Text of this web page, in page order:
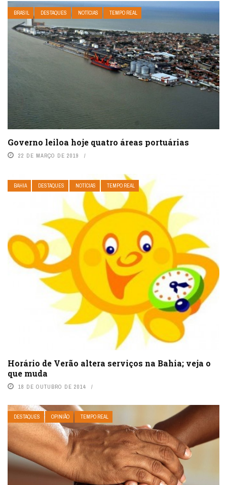
BRASIL DESTAQUES NOTÍCIAS TEMPO REAL
Governo leiloa hoje quatro áreas portuárias
22 DE MARÇO DE 2019
BAHIA DESTAQUES NOTÍCIAS TEMPO REAL
Horário de Verão altera serviços na Bahia; veja o
que muda
18 DE OUTUBRO DE 2014
DESTAQUES OPINIÃO TEMPO REAL